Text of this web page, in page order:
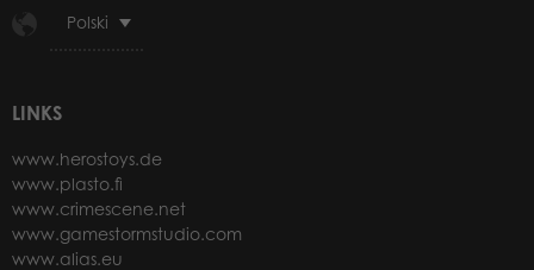
Polski
LINKS
www.herostoys.de
www.plasto.fi
www.crimescene.net
www.gamestormstudio.com
www.alias.eu